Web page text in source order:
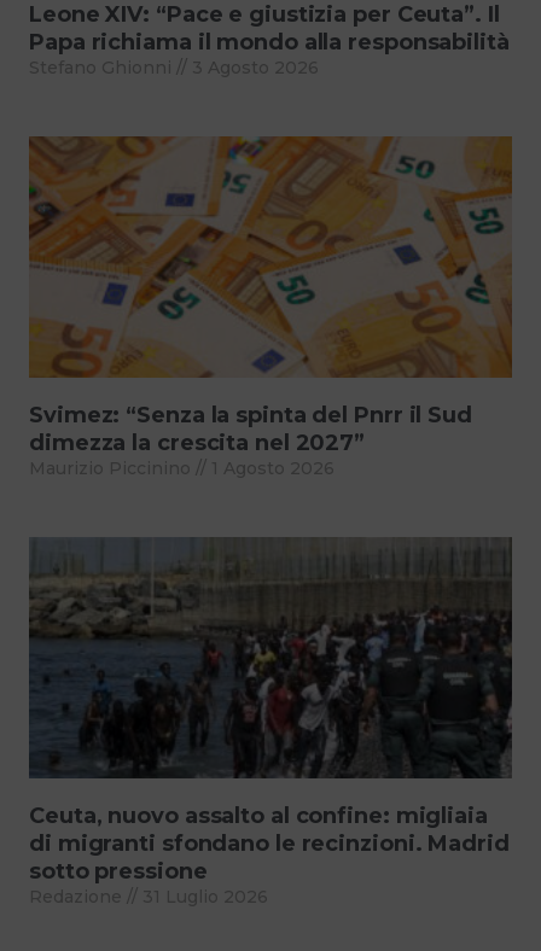
Leone XIV: “Pace e giustizia per Ceuta”. Il
Papa richiama il mondo alla responsabilità
Stefano Ghionni 3 Agosto 2026
Svimez: “Senza la spinta del Pnrr il Sud
dimezza la crescita nel 2027”
Maurizio Piccinino 1 Agosto 2026
Ceuta, nuovo assalto al confine: migliaia
di migranti sfondano le recinzioni. Madrid
sotto pressione
Redazione 31 Luglio 2026